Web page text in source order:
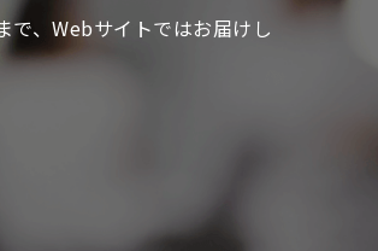
、Webサイトではお届けし